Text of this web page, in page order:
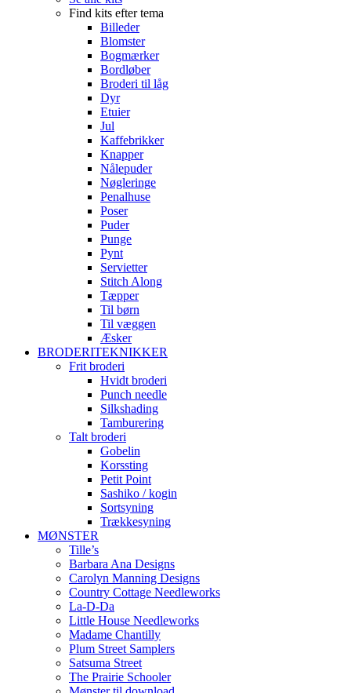
Find kits efter tema
Billeder
Blomster
Bogmærker
Bordløber
Broderi til låg
Dyr
Etuier
Jul
Kaffebrikker
Knapper
Nålepuder
Nøgleringe
Penalhuse
Poser
Puder
Punge
Pynt
Servietter
Stitch Along
Tæpper
Til børn
Til væggen
Æsker
BRODERITEKNIKKER
Frit broderi
Hvidt broderi
Punch needle
Silkshading
Tamburering
Talt broderi
Gobelin
Korssting
Petit Point
Sashiko / kogin
Sortsyning
Trækkesyning
MØNSTER
Tille’s
Barbara Ana Designs
Carolyn Manning Designs
Country Cottage Needleworks
La-D-Da
Little House Needleworks
Madame Chantilly
Plum Street Samplers
Satsuma Street
The Prairie Schooler